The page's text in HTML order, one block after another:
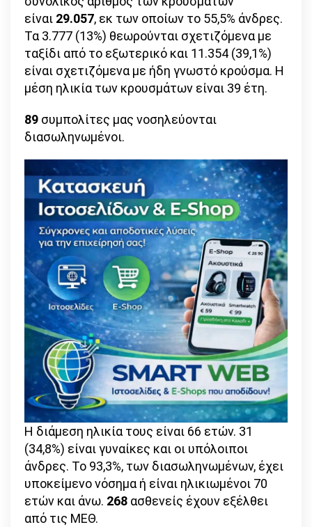
είναι 29.057, εκ των οποίων το 55,5% άνδρες.
Τα 3.777 (13%) θεωρούνται σχετιζόμενα με
ταξίδι από το εξωτερικό και 11.354 (39,1%)
είναι σχετιζόμενα με ήδη γνωστό κρούσμα. Η
μέση ηλικία των κρουσμάτων είναι 39 έτη.
89 συμπολίτες μας νοσηλεύονται
διασωληνωμένοι.
Η διάμεση ηλικία τους είναι 66 ετών. 31
(34,8%) είναι γυναίκες και οι υπόλοιποι
άνδρες. To 93,3%, των διασωληνωμένων, έχει
υποκείμενο νόσημα ή είναι ηλικιωμένοι 70
ετών και άνω. 268 ασθενείς έχουν εξέλθει
από τις ΜΕΘ.